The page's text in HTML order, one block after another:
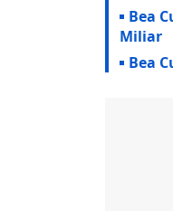
Bea
Miliar
Bea